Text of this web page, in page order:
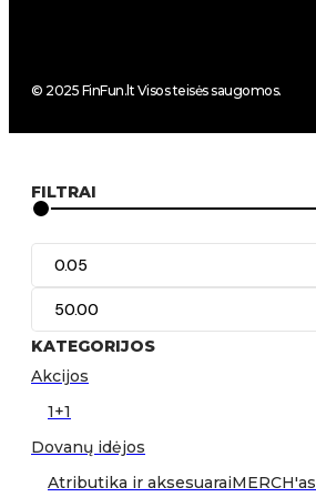
© 2025 FinFun.lt Visos teisės saugomos.
FILTRAI
KATEGORIJOS
Akcijos
1+1
Dovanų idėjos
Atributika ir aksesuaraiMERCH'as